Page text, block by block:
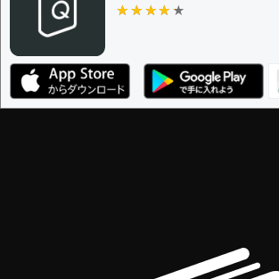
ザー
決定に必要な投票数 -
編集ガイドライン
★★★★★
★★★★★